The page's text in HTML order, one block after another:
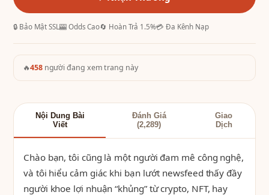
🔒 Bảo Mật SSL🎰 Odds Cao🔄 Hoàn Trả 1.5%💳 Đa Kênh Nạp
🔥458người đang xem trang này
Nội Dung Bài
Viết
Đánh Giá
(2,289)
Giao
Dịch
Chào bạn, tôi cũng là một người đam mê công nghệ,
và tôi hiểu cảm giác khi bạn lướt newsfeed thấy đầy
người khoe lợi nhuận “khủng” từ crypto, NFT, hay